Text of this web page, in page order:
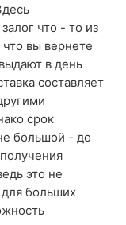
что - то из
вы вернете
в день
составляет
срок
большой - до
это не
больших